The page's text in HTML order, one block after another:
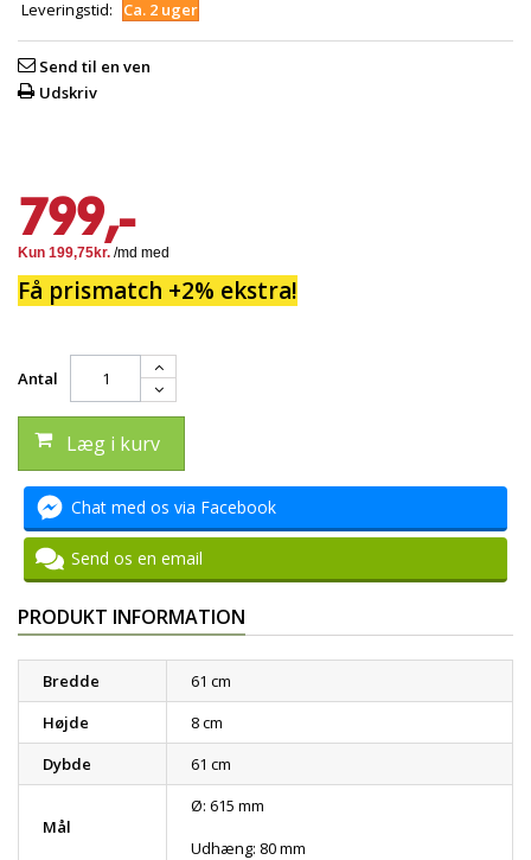
Leveringstid:
Ca. 2 uger
Send til en ven
Udskriv
799,-
Få prismatch +2% ekstra!
Antal
Læg i kurv
Chat med os via Facebook
Send os en email
PRODUKT INFORMATION
Bredde
61 cm
Højde
8 cm
Dybde
61 cm
Mål
Ø: 615 mm
Udhæng: 80 mm